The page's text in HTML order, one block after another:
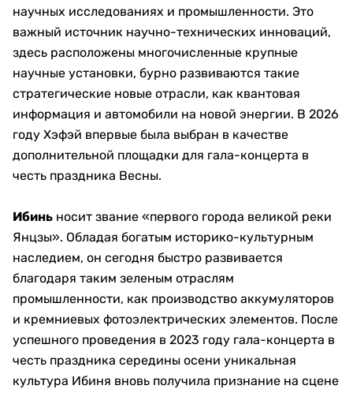
научных исследованиях и промышленности. Это
важный источник научно-технических инноваций,
здесь расположены многочисленные крупные
научные установки, бурно развиваются такие
стратегические новые отрасли, как квантовая
информация и автомобили на новой энергии. В 2026
году Хэфэй впервые была выбран в качестве
дополнительной площадки для гала-концерта в
честь праздника Весны.
Ибинь​ носит звание «первого города великой реки
Янцзы». Обладая богатым историко-культурным
наследием, он сегодня быстро развивается
благодаря таким зеленым отраслям
промышленности, как производство аккумуляторов
и кремниевых фотоэлектрических элементов. После
успешного проведения в 2023 году гала-концерта в
честь праздника середины осени уникальная
культура Ибиня вновь получила признание на сцене